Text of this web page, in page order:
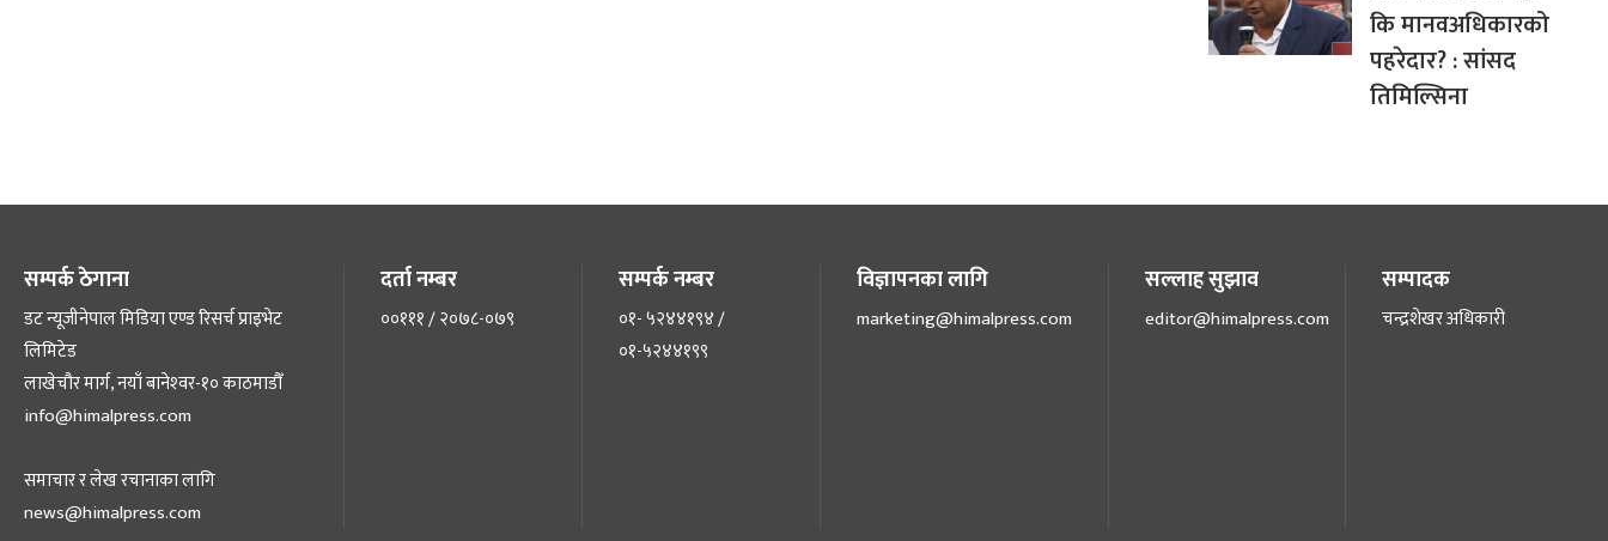
कि मानवअधिकारको
पहरेदार? : सांसद
तिमिल्सिना
सम्पर्क ठेगाना
डट न्यूजीनेपाल मिडिया एण्ड रिसर्च प्राइभेट
लिमिटेड
लाखेचौर मार्ग, नयाँ बानेश्‍वर-१० काठमाडौँ
info@himalpress.com
समाचार र लेख रचानाका लागि
news@himalpress.com
दर्ता नम्बर
००१११ / २०७८-०७९
सम्पर्क नम्बर
०१- ५२४४१९४ /
०१-५२४४१९९
विज्ञापनका लागि
marketing@himalpress.com
सल्लाह सुझाव
editor@himalpress.com
सम्पादक
चन्द्रशेखर अधिकारी